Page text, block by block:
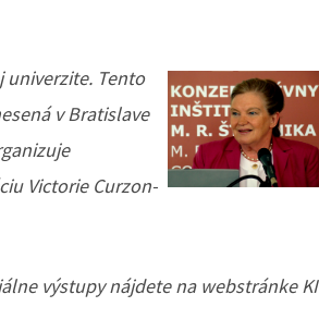
univerzite. Tento
v Bratislave
Victorie Curzon-
výstupy nájdete na webstránke KI